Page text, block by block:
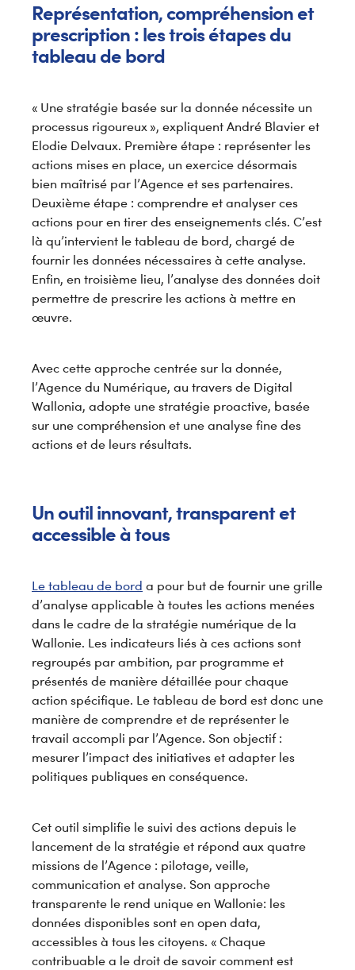
Représentation, compréhension et
prescription : les trois étapes du
tableau de bord
« Une stratégie basée sur la donnée nécessite un
processus rigoureux », expliquent André Blavier et
Elodie Delvaux. Première étape : représenter les
actions mises en place, un exercice désormais
bien maîtrisé par l’Agence et ses partenaires.
Deuxième étape : comprendre et analyser ces
actions pour en tirer des enseignements clés. C’est
là qu’intervient le tableau de bord, chargé de
fournir les données nécessaires à cette analyse.
Enfin, en troisième lieu, l’analyse des données doit
permettre de prescrire les actions à mettre en
œuvre.
Avec cette approche centrée sur la donnée,
l’Agence du Numérique, au travers de Digital
Wallonia, adopte une stratégie proactive, basée
sur une compréhension et une analyse fine des
actions et de leurs résultats.
Un outil innovant, transparent et
accessible à tous
Le tableau de bord a pour but de fournir une grille
d’analyse applicable à toutes les actions menées
dans le cadre de la stratégie numérique de la
Wallonie. Les indicateurs liés à ces actions sont
regroupés par ambition, par programme et
présentés de manière détaillée pour chaque
action spécifique. Le tableau de bord est donc une
manière de comprendre et de représenter le
travail accompli par l’Agence. Son objectif :
mesurer l’impact des initiatives et adapter les
politiques publiques en conséquence.
Cet outil simplifie le suivi des actions depuis le
lancement de la stratégie et répond aux quatre
missions de l’Agence : pilotage, veille,
communication et analyse. Son approche
transparente le rend unique en Wallonie: les
données disponibles sont en open data,
accessibles à tous les citoyens. « Chaque
contribuable a le droit de savoir comment est